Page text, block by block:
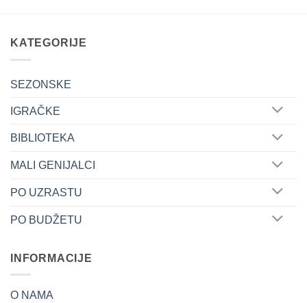
KATEGORIJE
SEZONSKE
IGRAČKE
BIBLIOTEKA
MALI GENIJALCI
PO UZRASTU
PO BUDŽETU
INFORMACIJE
O NAMA